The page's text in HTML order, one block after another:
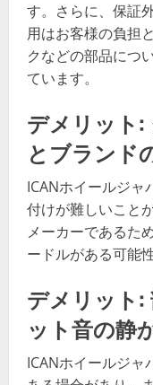
す。さらに、保証
用はお客様の負担
クなどの部品につ
ています。
デメリット:
とブランド
ICANホイールジャ
付けが難しいこと
メーカーであるた
ードルがある可能
デメリット:
ット音の静
ICANホイールジャ